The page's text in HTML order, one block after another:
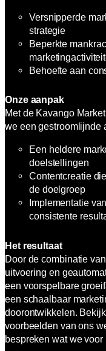
Versnipperde
strategie
Beperkte
Behoefte aan
Onze aanpak
Met de Kavango
we een gestroomlijnde
Een heldere
doelstellingen
Contentcreatie
de doelgroep
Implementatie
consistente
Het resultaat
Door de combinatie
uitvoering en
een voorspelbare
een schaalbaar
doorontwikkelen.
voorbeelden van ons
bespreken wat we